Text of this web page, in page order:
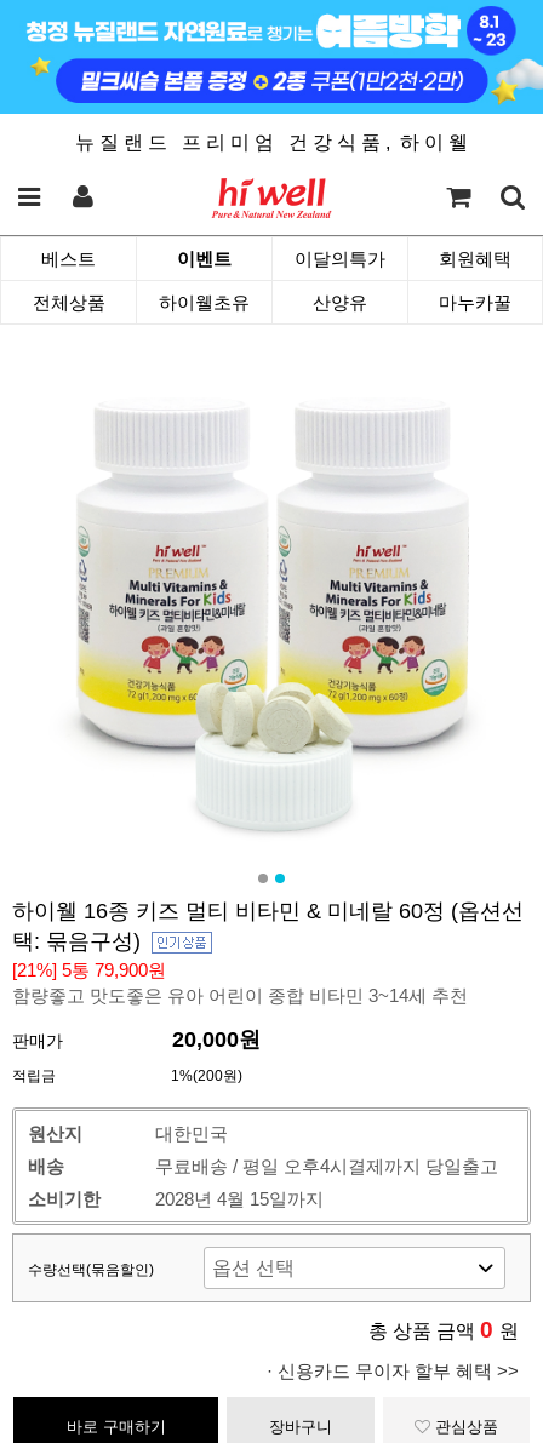
뉴 질 랜 드 프 리 미 엄 건 강 식 품 , 하 이 웰
베스트 이벤트 이달의특가 회원혜택
전체상품 하이웰초유 산양유 마누카꿀
하이웰 16종 키즈 멀티 비타민 & 미네랄 60정 (옵션선
택: 묶음구성)
[21%] 5통 79,900원
함량좋고 맛도좋은 유아 어린이 종합 비타민 3~14세 추천
판매가 20,000원
적립금 1%(200원)
원산지
대한민국
배송
무료배송 / 평일 오후4시결제까지 당일출고
소비기한
2028년 4월 15일까지
수량선택(묶음할인)
총 상품 금액 0 원
· 신용카드 무이자 할부 혜택 >>
바로 구매하기 장바구니 관심상품